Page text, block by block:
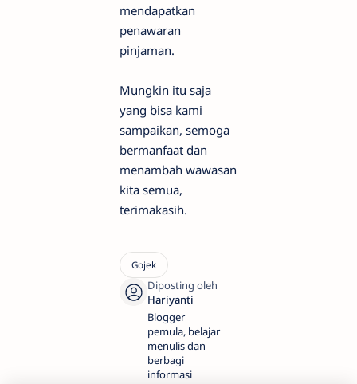
mendapatkan
penawaran
pinjaman.
Mungkin itu saja
yang bisa kami
sampaikan, semoga
bermanfaat dan
menambah wawasan
kita semua,
terimakasih.
Blogger
pemula, belajar
menulis dan
berbagi
informasi